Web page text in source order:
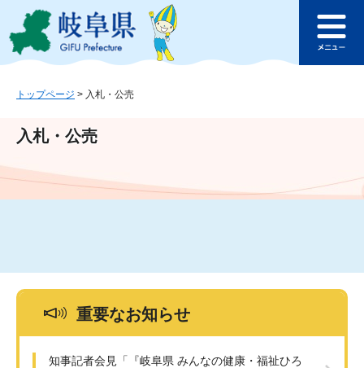
ジ
ュ
文
このページの本文へ
ュ
トップページ > 入札・公売
入札・公売
重要なお知らせ
知事記者会見「『岐阜県 みんなの健康・福祉ひろ